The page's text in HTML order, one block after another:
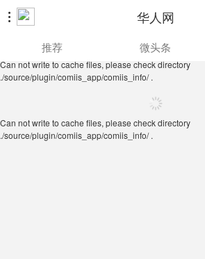
 华人网
./source/plugin/comiis_app/comiis_info/ .
推荐 微头条
Can not write to cache files, please check directory
./source/plugin/comiis_app/comiis_info/ .
Can not write to cache files, please check directory
./source/plugin/comiis_app/comiis_info/ .